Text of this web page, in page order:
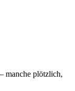
manche plötzlich,